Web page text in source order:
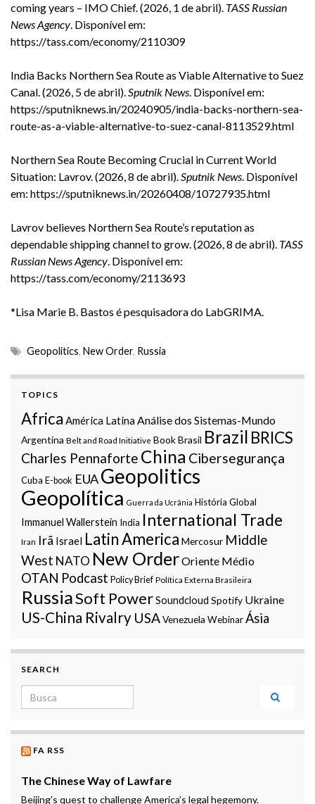
coming years – IMO Chief. (2026, 1 de abril). TASS Russian
News Agency. Disponível em:
https://tass.com/economy/2110309
India Backs Northern Sea Route as Viable Alternative to Suez
Canal. (2026, 5 de abril).Sputnik News. Disponível em:
https://sputniknews.in/20240905/india-backs-northern-sea-
route-as-a-viable-alternative-to-suez-canal-8113529.html
Northern Sea Route Becoming Crucial in Current World
Situation: Lavrov. (2026, 8 de abril).Sputnik News. Disponível
em: https://sputniknews.in/20260408/10727935.html
Lavrov believes Northern Sea Route’s reputation as
dependable shipping channel to grow. (2026, 8 de abril). TASS
Russian News Agency. Disponível em:
https://tass.com/economy/2113693
*Lisa Marie B. Bastos é pesquisadora do LabGRIMA.
Geopolitics, New Order, Russia
TOPICS
Africa América LatinaAnálise dos Sistemas-Mundo
Argentina Belt and Road Initiative BookBrasil Brazil BRICS
Charles Pennaforte China Cibersegurança
Cuba E-book EUAGeopolitics
Geopolítica Guerra da Ucrânia História Global
Immanuel Wallerstein India International Trade
Iran Irã Israel Latin America Mercosur Middle
West NATO New OrderOriente Médio
OTAN Podcast Policy Brief Política Externa Brasileira
RussiaSoft PowerSoundcloud Spotify Ukraine
US-China Rivalry USAVenezuela WebinarÁsia
SEARCH
Search for:
FA RSS
The Chinese Way of Lawfare
Beijing’s quest to challenge America’s legal hegemony.